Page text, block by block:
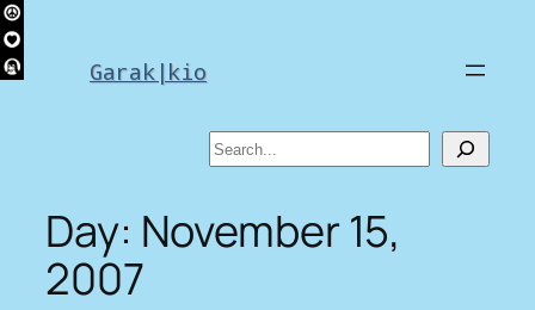
Skip
to
content Garak|kio
Search
Day: November 15,
2007